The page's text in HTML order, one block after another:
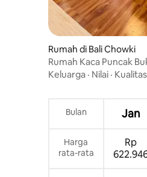
Rumah di Bali Chowki
Rumah Kaca Puncak
Cottage
Keluarga · Nilai ·
Bulan Jan
Harga
rata-rata
Rp